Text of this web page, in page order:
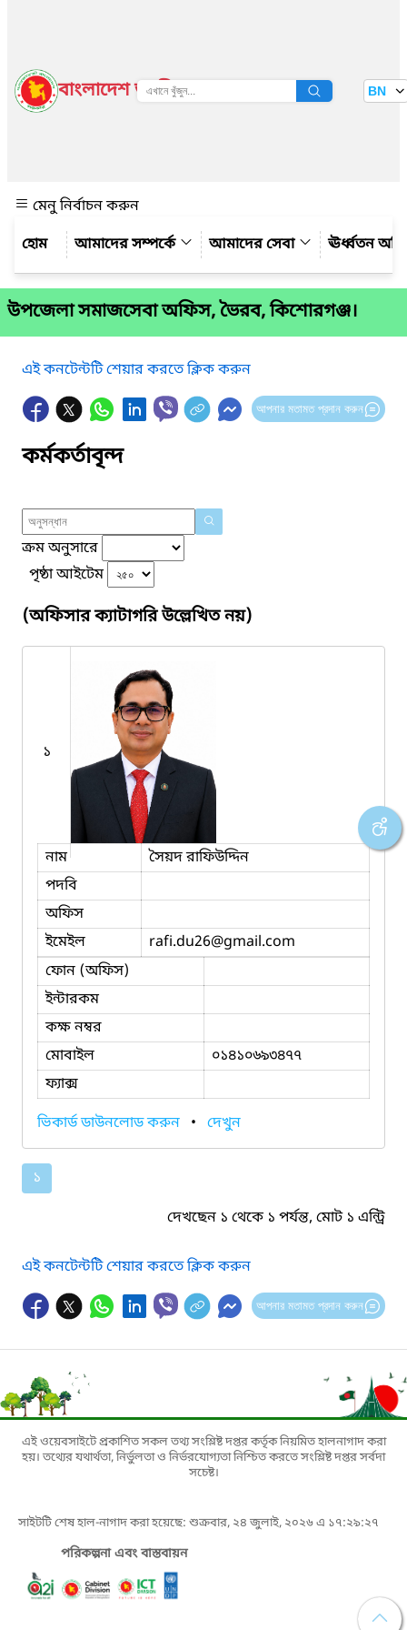
বাংলাদেশ জাতীয় তথ্য বাতায়ন BN
মেনু নির্বাচন করুন
আমাদের সম্পর্কে
আমাদের সেবা ঊর্ধ্বতন
উপজেলা সমাজসেবা অফিস, ভৈরব, কিশোরগঞ্জ।
এই কনটেন্টটি শেয়ার করতে ক্লিক করুন
আপনার মতামত প্রদান করুন
কর্মকর্তাবৃন্দ
ক্রম অনুসারে
পৃষ্ঠা আইটেম
(অফিসার ক্যাটাগরি উল্লেখিত নয়)
১
নাম
সৈয়দ রাফিউদ্দিন
পদবি
অফিস
ইমেইল
rafi.du26@gmail.com
ফোন (অফিস)
ইন্টারকম
কক্ষ নম্বর
মোবাইল
০১৪১০৬৯৩৪৭৭
ফ্যাক্স
ভিকার্ড ডাউনলোড করুন • দেখুন
১
দেখছেন ১ থেকে ১ পর্যন্ত, মোট ১ এন্ট্রি
এই কনটেন্টটি শেয়ার করতে ক্লিক করুন
আপনার মতামত প্রদান করুন
এই ওয়েবসাইটে প্রকাশিত সকল তথ্য সংশ্লিষ্ট দপ্তর কর্তৃক নিয়মিত হালনাগাদ করা
হয়। তথ্যের যথার্থতা, নির্ভুলতা ও নির্ভরযোগ্যতা নিশ্চিত করতে সংশ্লিষ্ট দপ্তর সর্বদা
সচেষ্ট।
সাইটটি শেষ হাল-নাগাদ করা হয়েছে: শুক্রবার, ২৪ জুলাই, ২০২৬ এ ১৭:২৯:২৭
পরিকল্পনা এবং বাস্তবায়ন